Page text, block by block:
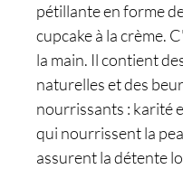
pétillante en forme
cupcake à la crème.
la main. Il contient
naturelles et des
nourrissants : karité
qui nourrissent la
assurent la détente